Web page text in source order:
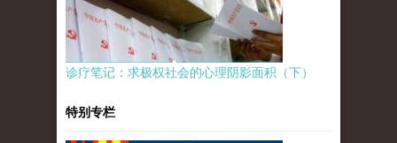
诊疗笔记：求极权社会的心理阴影面积（下）
特别专栏